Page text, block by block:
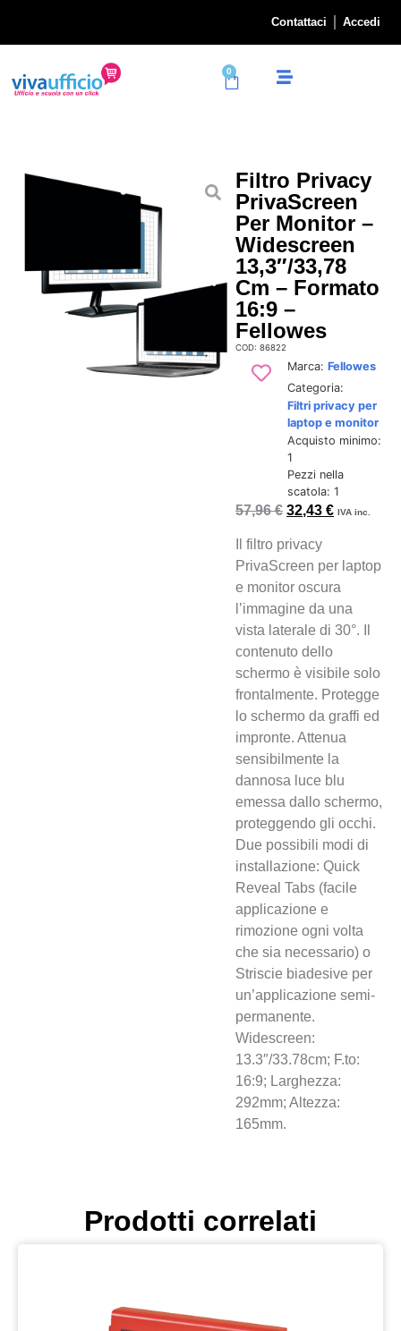
Contattaci Accedi
0
Filtro Privacy
PrivaScreen
Per Monitor –
Widescreen
13,3″/33,78
Cm – Formato
16:9 –
Fellowes
COD: 86822
Marca: Fellowes
Categoria:
Filtri privacy per
laptop e monitor
Acquisto minimo:
1
Pezzi nella
scatola: 1
57,96€ 32,43€ IVA inc.
Il filtro privacy
PrivaScreen per laptop
e monitor oscura
l’immagine da una
vista laterale di 30°. Il
contenuto dello
schermo è visibile solo
frontalmente. Protegge
lo schermo da graffi ed
impronte. Attenua
sensibilmente la
dannosa luce blu
emessa dallo schermo,
proteggendo gli occhi.
Due possibili modi di
installazione: Quick
Reveal Tabs (facile
applicazione e
rimozione ogni volta
che sia necessario) o
Striscie biadesive per
un’applicazione semi-
permanente.
Widescreen:
13.3″/33.78cm; F.to:
16:9; Larghezza:
292mm; Altezza:
165mm.
Prodotti correlati